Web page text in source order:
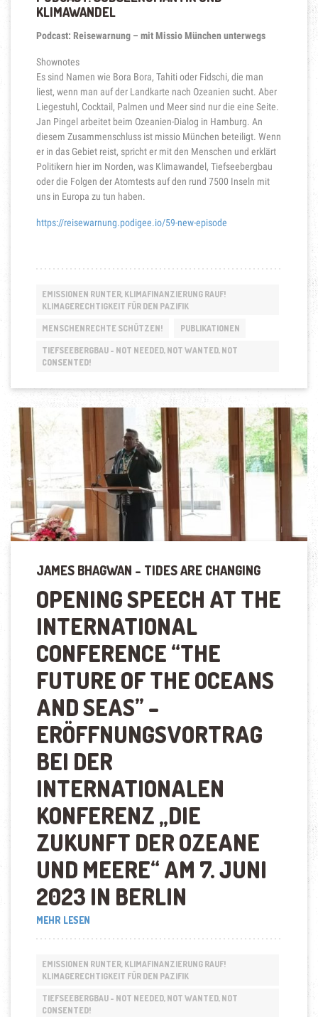
KLIMAWANDEL
Podcast: Reisewarnung – mit Missio München unterwegs
Shownotes
Es sind Namen wie Bora Bora, Tahiti oder Fidschi, die man
liest, wenn man auf der Landkarte nach Ozeanien sucht. Aber
Liegestuhl, Cocktail, Palmen und Meer sind nur die eine Seite.
Jan Pingel arbeitet beim Ozeanien-Dialog in Hamburg. An
diesem Zusammenschluss ist missio München beteiligt. Wenn
er in das Gebiet reist, spricht er mit den Menschen und erklärt
Politikern hier im Norden, was Klimawandel, Tiefseebergbau
oder die Folgen der Atomtests auf den rund 7500 Inseln mit
uns in Europa zu tun haben.
https://reisewarnung.podigee.io/59-new-episode
EMISSIONEN RUNTER, KLIMAFINANZIERUNG RAUF!
KLIMAGERECHTIGKEIT FÜR DEN PAZIFIK
MENSCHENRECHTE SCHÜTZEN! PUBLIKATIONEN
TIEFSEEBERGBAU - NOT NEEDED, NOT WANTED, NOT
CONSENTED!
JAMES BHAGWAN – TIDES ARE CHANGING
OPENING SPEECH AT THE
INTERNATIONAL
CONFERENCE“THE
FUTURE OF THE OCEANS
AND SEAS”–
ERÖFFNUNGSVORTRAG
BEI DER
INTERNATIONALEN
KONFERENZ„DIE
ZUKUNFT DER OZEANE
UND MEERE“AM 7. JUNI
2023 IN BERLIN
MEHR LESEN„JAMES
TIDES
ARE
EMISSIONEN RUNTER, KLIMAFINANZIERUNG RAUF!
KLIMAGERECHTIGKEIT FÜR DEN PAZIFIK
TIEFSEEBERGBAU - NOT NEEDED, NOT WANTED, NOT
CONSENTED!